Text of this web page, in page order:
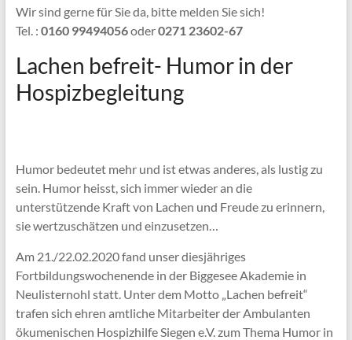
Wir sind gerne für Sie da, bitte melden Sie sich!
Tel. : 0160 99494056oder0271 23602-67
Lachen befreit- Humor in der
Hospizbegleitung
Humor bedeutet mehr und ist etwas anderes, als lustig zu
sein. Humor heisst, sich immer wieder an die
unterstützende Kraft von Lachen und Freude zu erinnern,
sie wertzuschätzen und einzusetzen…
Am 21./22.02.2020 fand unser diesjähriges
Fortbildungswochenende in der Biggesee Akademie in
Neulisternohl statt. Unter dem Motto „Lachen befreit“
trafen sich ehren amtliche Mitarbeiter der Ambulanten
ökumenischen Hospizhilfe Siegen e.V. zum Thema Humor in